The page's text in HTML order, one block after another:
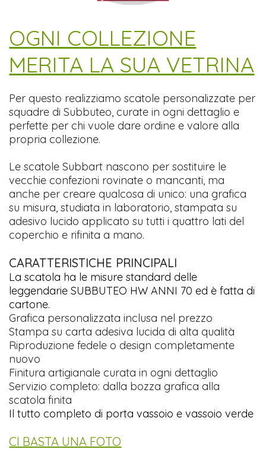
​OGNI COLLEZIONE
MERITA LA SUA VETRINA
Per questo realizziamo scatole personalizzate per
squadre di Subbuteo, curate in ogni dettaglio e
perfette per chi vuole dare ordine e valore alla
propria collezione.
Le scatole Subbart nascono per sostituire le
vecchie confezioni rovinate o mancanti, ma
anche per creare qualcosa di unico: una grafica
su misura, studiata in laboratorio, stampata su
adesivo lucido applicato su tutti i quattro lati del
coperchio e rifinita a mano.
CARATTERISTICHE PRINCIPALI
La scatola ha le misure standard delle
leggendarie SUBBUTEO HW ANNI 70 ed è fatta di
cartone.
Grafica personalizzata inclusa nel prezzo
Stampa su carta adesiva lucida di alta qualità
Riproduzione fedele o design completamente
nuovo
Finitura artigianale curata in ogni dettaglio
Servizio completo: dalla bozza grafica alla
scatola finita
Il tutto completo di porta vassoio e vassoio verde
CI BASTA UNA FOTO